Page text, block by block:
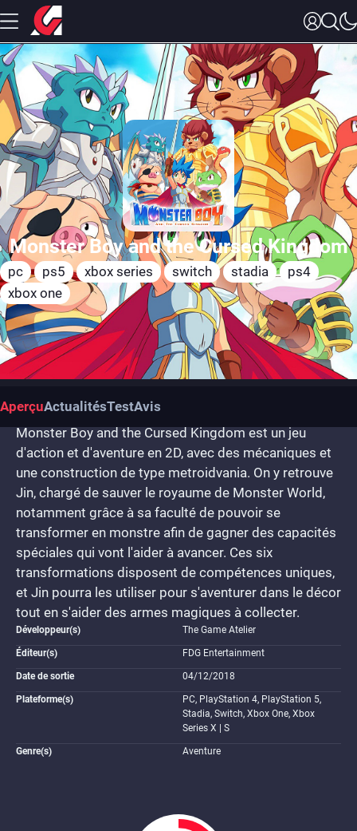
Monster Boy and the Cursed Kingdom
pc ps5 xbox series switch stadia
ps4
xbox one
AperçuActualitésTestAvis
Monster Boy and the Cursed Kingdom est un jeu
d'action et d'aventure en 2D, avec des mécaniques et
une construction de type metroidvania. On y retrouve
Jin, chargé de sauver le royaume de Monster World,
notamment grâce à sa faculté de pouvoir se
transformer en monstre afin de gagner des capacités
spéciales qui vont l'aider à avancer. Ces six
transformations disposent de compétences uniques,
et Jin pourra les utiliser pour s'aventurer dans le décor
tout en s'aider des armes magiques à collecter.
Développeur(s) The Game Atelier
Éditeur(s) FDG Entertainment
Date de sortie 04/12/2018
Plateforme(s)
PC, PlayStation 4, PlayStation 5,
Stadia, Switch, Xbox One, Xbox
Series X | S
Genre(s) Aventure